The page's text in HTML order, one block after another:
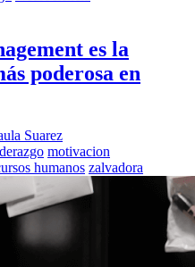
es la
poderosa en
Suarez
motivacion
humanos zalvadora